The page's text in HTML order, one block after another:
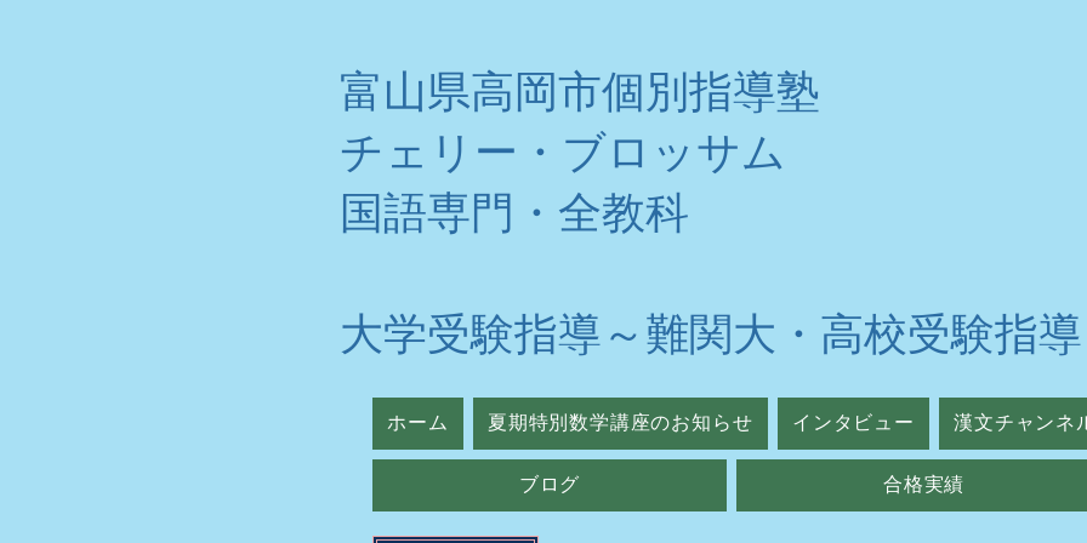
富山県高岡市個別指導塾
チェリー・ブロッサム
​国語専門・全教科
大学受験指導～難関大・高校受験指導
ホーム 夏期特別数学講座のお知らせ インタビュー 漢文チャンネ
ブログ 合格実績